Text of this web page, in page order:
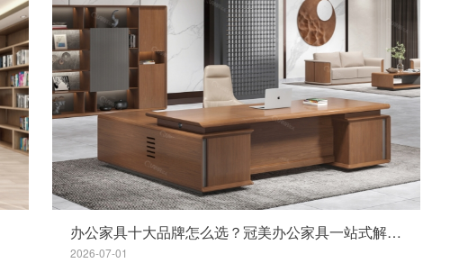
办公家具十大品牌怎么选？冠美办公家具一站式解决方案
2026-07-01